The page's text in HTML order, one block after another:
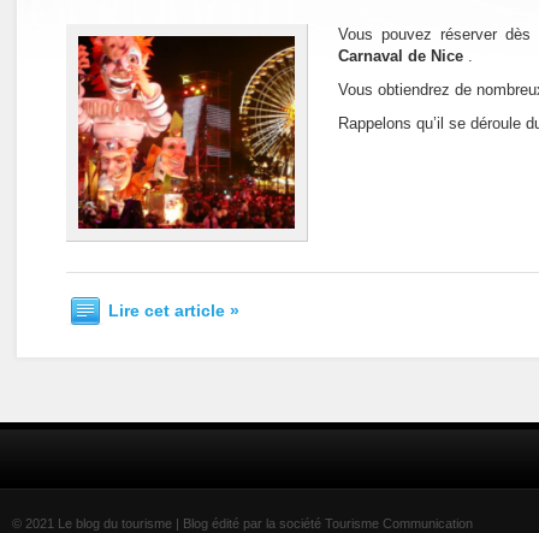
Vous pouvez réserver dès
Carnaval de Nice .
Vous obtiendrez de
Rappelons qu’il se déroule
Lire cet article »
© 2021 Le blog du tourisme | Blog édité par la société Tourisme Communication